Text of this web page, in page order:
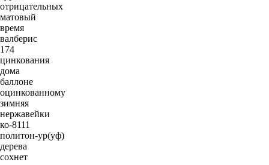
отрицательных
матовый
время
валберис
174
цинкования
дома
баллоне
оцинкованному
зимняя
нержавейки
ко-8111
политон-ур(уф)
дерева
сохнет